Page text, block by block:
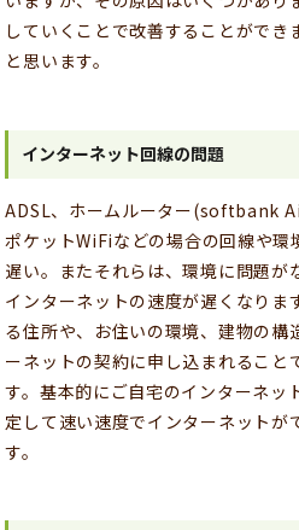
していくことで改善することがで
と思います。
インターネット回線の問題
ADSL、ホームルーター(softbank
ポケットWiFiなどの場合の回線や環
遅い。またそれらは、環境に問題が
インターネットの速度が遅くなりま
る住所や、お住いの環境、建物の構
ーネットの契約に申し込まれること
す。基本的にご自宅のインターネッ
定して速い速度でインターネットが
す。